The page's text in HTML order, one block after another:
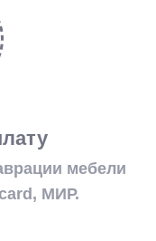
мебели
МИР.